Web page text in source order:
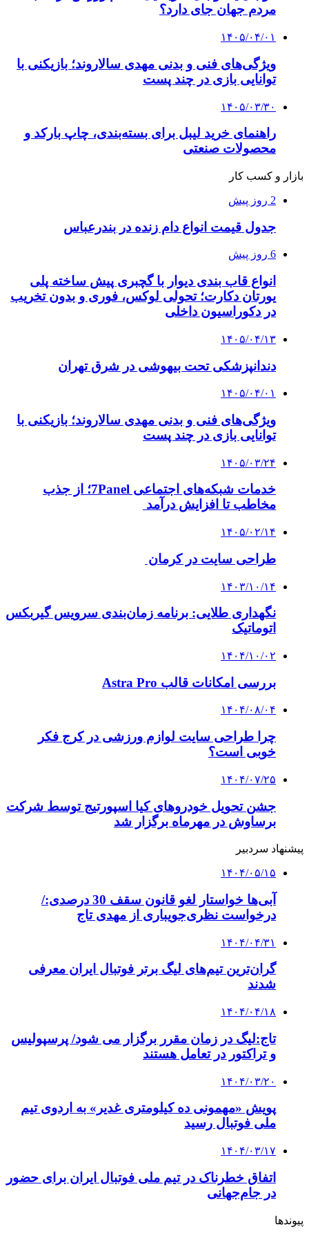
مردم جهان جای دارد؟
۱۴۰۵/۰۴/۰۱
ویژگی‌های فنی و بدنی مهدی سالاروند؛ بازیکنی با
توانایی بازی در چند پست
۱۴۰۵/۰۳/۳۰
راهنمای خرید لیبل برای بسته‌بندی، چاپ بارکد و
محصولات صنعتی
بازار و کسب کار
2 روز پیش
جدول قیمت انواع دام زنده در بندرعباس
6 روز پیش
انواع قاب بندی دیوار با گچبری پیش ساخته پلی
یورتان دکارت؛ تحولی لوکس، فوری و بدون تخریب
در دکوراسیون داخلی
۱۴۰۵/۰۴/۱۳
دندانپزشکی تحت بیهوشی در شرق تهران
۱۴۰۵/۰۴/۰۱
ویژگی‌های فنی و بدنی مهدی سالاروند؛ بازیکنی با
توانایی بازی در چند پست
۱۴۰۵/۰۳/۲۴
خدمات شبکه‌های اجتماعی 7Panel؛ از جذب
مخاطب تا افزایش درآمد
۱۴۰۵/۰۲/۱۴
طراحی سایت در کرمان
۱۴۰۳/۱۰/۱۴
نگهداری طلایی: برنامه زمان‌بندی سرویس گیربکس
اتوماتیک
۱۴۰۴/۱۰/۰۲
بررسی امکانات قالب Astra Pro
۱۴۰۴/۰۸/۰۴
چرا طراحی سایت لوازم ورزشی در کرج فکر
خوبی است؟
۱۴۰۴/۰۷/۲۵
جشن تحویل خودروهای کیا اسپورتیج توسط شرکت
برساوش در مهرماه برگزار شد
پیشنهاد سردبیر
۱۴۰۴/۰۵/۱۵
آبی‌ها خواستار لغو قانون سقف 30 درصدی:/
درخواست نظری‌جویباری از مهدی تاج
۱۴۰۴/۰۴/۳۱
گران‌ترین تیم‌های لیگ برتر فوتبال ایران معرفی
شدند
۱۴۰۴/۰۴/۱۸
تاج:لیگ در زمان مقرر برگزار می شود/ پرسپولیس
و تراکتور در تعامل هستند
۱۴۰۴/۰۳/۲۰
پویش «مهمونی ده کیلومتری غدیر» به اردوی تیم
ملی فوتبال رسید
۱۴۰۴/۰۳/۱۷
اتفاق خطرناک در تیم ملی فوتبال ایران برای حضور
در جام‌جهانی
پیوندها